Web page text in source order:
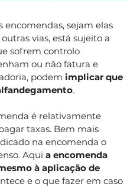
sejam elas
vias, está sujeito a
sofrem controlo
ou não fatura e
podem implicar que
.
é relativamente
taxas. Bem mais
na encomenda o
Aqui a encomenda
à aplicação de
e o que fazer em caso